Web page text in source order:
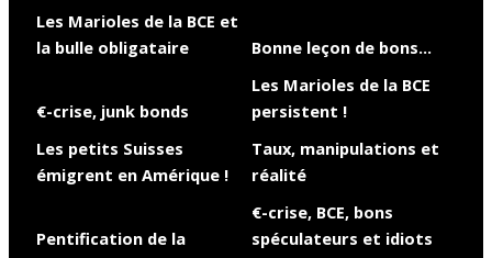
Les Marioles de la BCE et
la bulle obligataire
Bonne leçon de bons…
€-crise, junk bonds
Les Marioles de la BCE
persistent !
Les petits Suisses
émigrent en Amérique !
Taux, manipulations et
réalité
Pentification de la
€-crise, BCE, bons
spéculateurs et idiots